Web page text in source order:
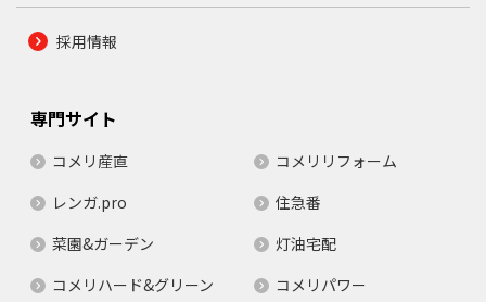
採用情報
専門サイト
コメリ産直
コメリリフォーム
レンガ.pro
住急番
菜園&ガーデン
灯油宅配
コメリハード&グリーン
コメリパワー